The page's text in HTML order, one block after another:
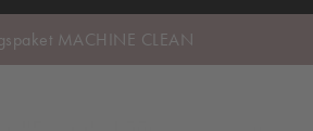
MACHINE CLEAN